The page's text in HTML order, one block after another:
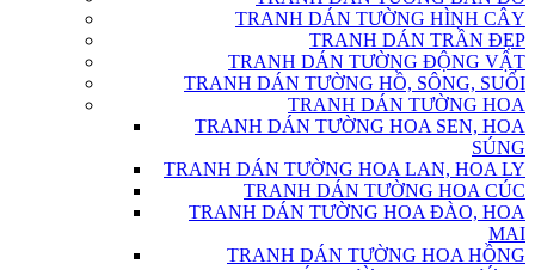
TRANH DÁN TƯỜNG HÌNH CÂY
TRANH DÁN TRẦN ĐẸP
TRANH DÁN TƯỜNG ĐỘNG VẬT
TRANH DÁN TƯỜNG HỒ, SÔNG, SUỐI
TRANH DÁN TƯỜNG HOA
TRANH DÁN TƯỜNG HOA SEN, HOA
SÚNG
TRANH DÁN TƯỜNG HOA LAN, HOA LY
TRANH DÁN TƯỜNG HOA CÚC
TRANH DÁN TƯỜNG HOA ĐÀO, HOA
MAI
TRANH DÁN TƯỜNG HOA HỒNG